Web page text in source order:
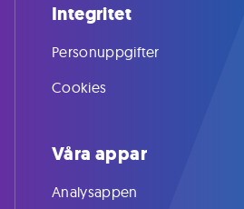
Integritet
Personuppgifter
Cookies
Våra appar
Analysappen